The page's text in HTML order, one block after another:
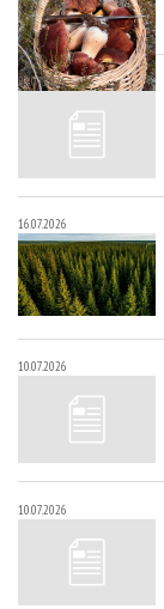
22.07.2026
16.07.2026
10.07.2026
10.07.2026